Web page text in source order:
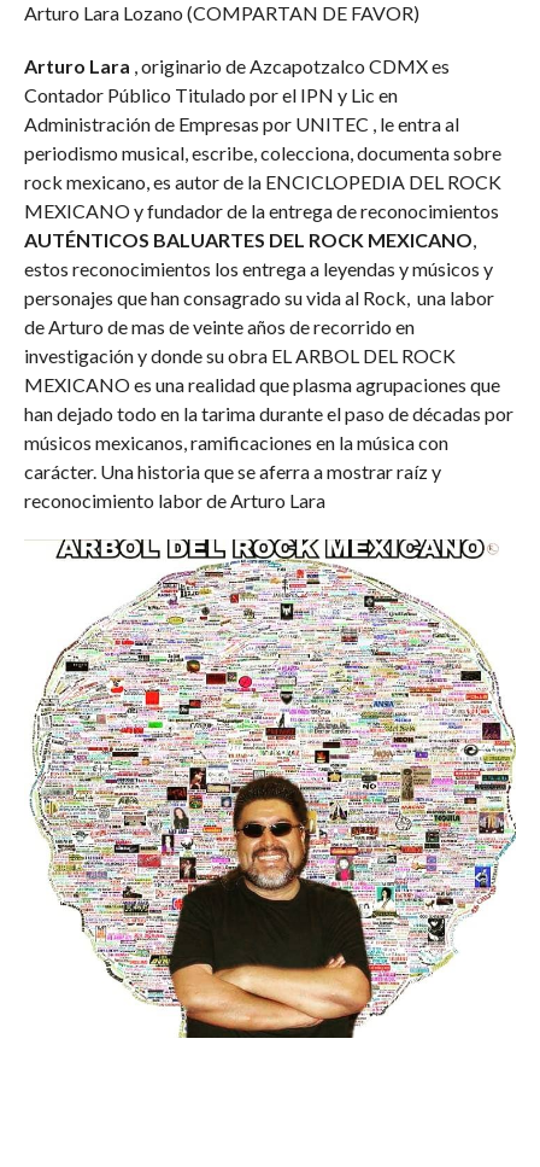
Arturo Lara Lozano (COMPARTAN DE FAVOR)
Arturo Lara , originario de Azcapotzalco CDMX es
Contador Público Titulado por el IPN y Lic en
Administración de Empresas por UNITEC , le entra al
periodismo musical, escribe, colecciona, documenta sobre
rock mexicano, es autor de la ENCICLOPEDIA DEL ROCK
MEXICANO y fundador de la entrega de reconocimientos
AUTÉNTICOS BALUARTES DEL ROCK MEXICANO,
estos reconocimientos los entrega a leyendas y músicos y
personajes que han consagrado su vida al Rock, una labor
de Arturo de mas de veinte años de recorrido en
investigación y donde su obra EL ARBOL DEL ROCK
MEXICANO es una realidad que plasma agrupaciones que
han dejado todo en la tarima durante el paso de décadas por
músicos mexicanos, ramificaciones en la música con
carácter. Una historia que se aferra a mostrar raíz y
reconocimiento labor de Arturo Lara